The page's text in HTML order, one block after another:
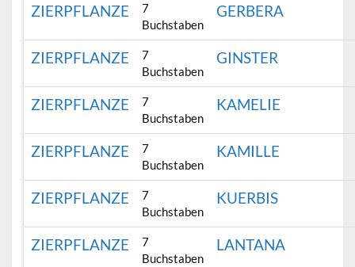
ZIERPFLANZE
7
Buchstaben
GERBERA
ZIERPFLANZE
7
Buchstaben
GINSTER
ZIERPFLANZE
7
Buchstaben
KAMELIE
ZIERPFLANZE
7
Buchstaben
KAMILLE
ZIERPFLANZE
7
Buchstaben
KUERBIS
ZIERPFLANZE
7
Buchstaben
LANTANA